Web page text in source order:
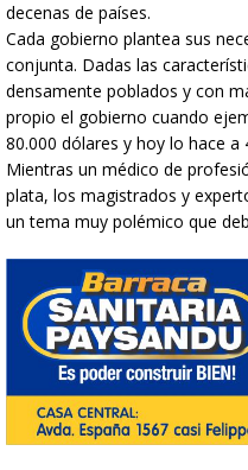
decenas de países.
Cada gobierno plantea sus
conjunta. Dadas las
densamente poblados y con
propio el gobierno cuando
80.000 dólares y hoy lo hace a
Mientras un médico de
plata, los magistrados y
un tema muy polémico que